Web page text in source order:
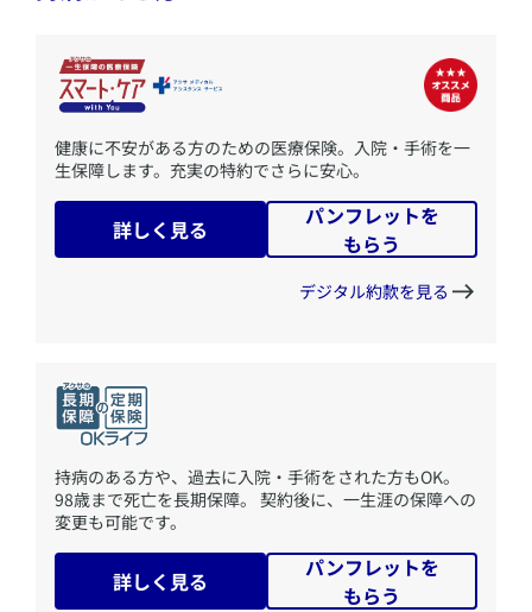
​健康に不安がある方のための医療保険。入院・手術を一
生保障します。充実の特約でさらに安心。
詳しく見る
パンフレットを
もらう
デジタル約款を見る
​持病のある方や、過去に入院・手術をされた方もOK。
98歳まで死亡を長期保障。 契約後に、一生涯の保障への
変更も可能です。
詳しく見る
パンフレットを
もらう